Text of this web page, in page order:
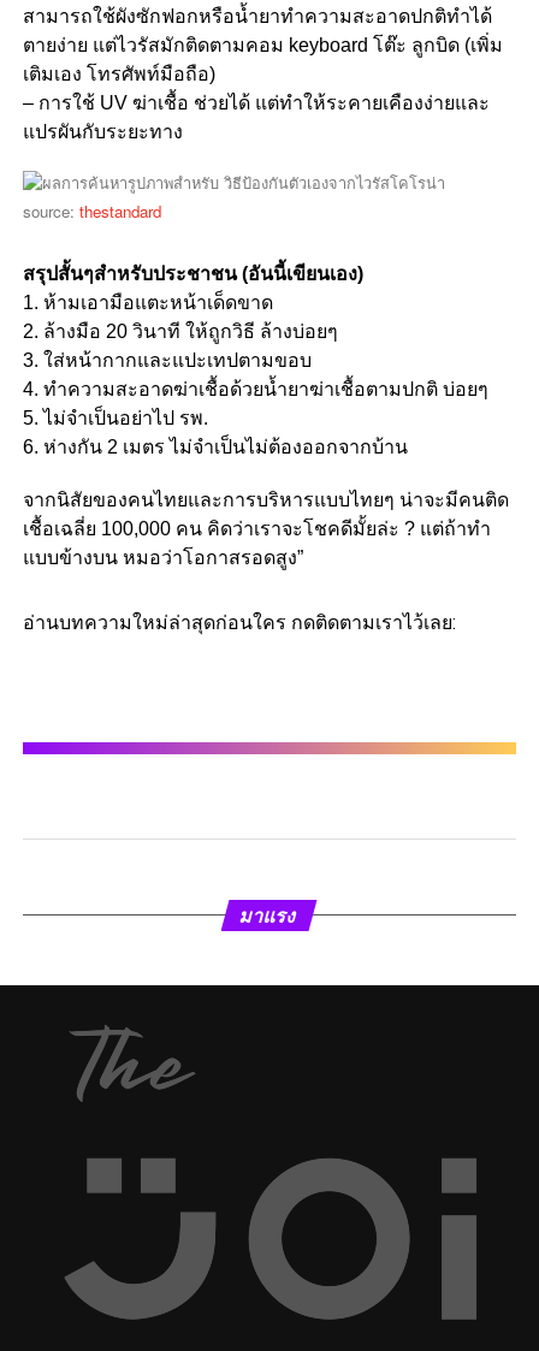
สามารถใช้ผังซักฟอกหรือน้ำยาทำความสะอาดปกติทำได้
ตายง่าย แต่ไวรัสมักติดตามคอม keyboard โต๊ะ ลูกบิด (เพิ่ม
เติมเอง โทรศัพท์มือถือ)
– การใช้ UV ฆ่าเชื้อ ช่วยได้ แต่ทำให้ระคายเคืองง่ายและ
แปรผันกับระยะทาง
source: thestandard
สรุปสั้นๆสำหรับประชาชน (อันนี้เขียนเอง)
1. ห้ามเอามือแตะหน้าเด็ดขาด
2. ล้างมือ 20 วินาที ให้ถูกวิธี ล้างบ่อยๆ
3. ใส่หน้ากากและแปะเทปตามขอบ
4. ทำความสะอาดฆ่าเชื้อด้วยน้ำยาฆ่าเชื้อตามปกติ บ่อยๆ
5. ไม่จำเป็นอย่าไป รพ.
6. ห่างกัน 2 เมตร ไม่จำเป็นไม่ต้องออกจากบ้าน
จากนิสัยของคนไทยและการบริหารแบบไทยๆ น่าจะมีคนติด
เชื้อเฉลี่ย 100,000 คน คิดว่าเราจะโชคดีมั้ยล่ะ ? แต่ถ้าทำ
แบบข้างบน หมอว่าโอกาสรอดสูง”
อ่านบทความใหม่ล่าสุดก่อนใคร กดติดตามเราไว้เลย:
มาแรง